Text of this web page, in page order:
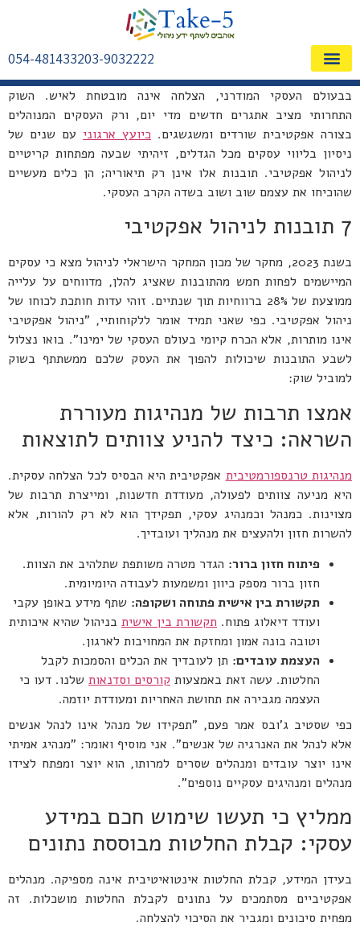
03-9032222
054-4814332
בבעולם העסקי המודרני, הצלחה אינה מובטחת לאיש. השוק
התחרותי מציב אתגרים חדשים מדי יום, ורק העסקים המנוהלים
בצורה אפקטיבית שורדים ומשגשגים. כיועץ ארגוני עם שנים של
ניסיון בליווי עסקים מכל הגדלים, זיהיתי שבעה מפתחות קריטיים
לניהול אפקטיבי. תובנות אלו אינן רק תיאוריה; הן כלים מעשיים
שהוכיחו את עצמם שוב ושוב בשדה הקרב העסקי.
7 תובנות לניהול אפקטיבי
בשנת 2023, מחקר של מכון המחקר הישראלי לניהול מצא כי עסקים
המיישמים לפחות חמש מהתובנות שאציג להלן, מדווחים על עלייה
ממוצעת של 28% ברווחיות תוך שנתיים. זוהי עדות חותכת לכוחו של
ניהול אפקטיבי. כפי שאני תמיד אומר ללקוחותיי, "ניהול אפקטיבי
אינו מותרות, אלא הכרח קיומי בעולם העסקי של ימינו". בואו נצלול
לשבע התובנות שיכולות להפוך את העסק שלכם ממשתתף בשוק
למוביל שוק:
אמצו תרבות של מנהיגות מעוררת
השראה: כיצד להניע צוותים לתוצאות
מנהיגות טרנספורמטיבית אפקטיבית היא הבסיס לכל הצלחה עסקית.
היא מניעה צוותים לפעולה, מעודדת חדשנות, ומייצרת תרבות של
מצוינות. כמנהל וכמנהיג עסקי, תפקידך הוא לא רק להורות, אלא
להשרות חזון ולהעצים את מנהליך ועובדיך.
פיתוח חזון ברור: הגדר מטרה משותפת שתלהיב את הצוות.
חזון ברור מספק כיוון ומשמעות לעבודה היומיומית.
תקשורת בין אישית פתוחה ושקופה: שתף מידע באופן עקבי
ועודד דיאלוג פתוח. תקשורת בין אישית בניהול שהיא איכותית
וטובה בונה אמון ומחזקת את המחויבות לארגון.
העצמת עובדים: תן לעובדיך את הכלים והסמכות לקבל
החלטות. עשה זאת באמצעות קורסים וסדנאות שלנו. דעו כי
העצמה מגבירה את תחושת האחריות ומעודדת יוזמה.
כפי שסטיב ג'ובס אמר פעם, "תפקידו של מנהל אינו לנהל אנשים
אלא לנהל את האנרגיה של אנשים". אני מוסיף ואומר: "מנהיג אמיתי
אינו יוצר עובדים ומנהלים שסרים למרותו, הוא יוצר ומפתח לצידו
מנהלים ומנהיגים עסקיים נוספים".
ממליץ כי תעשו שימוש חכם במידע
עסקי: קבלת החלטות מבוססת נתונים
בעידן המידע, קבלת החלטות אינטואיטיבית אינה מספיקה. מנהלים
אפקטיביים מסתמכים על נתונים לקבלת החלטות מושכלות. זה
מפחית סיכונים ומגביר את הסיכוי להצלחה.